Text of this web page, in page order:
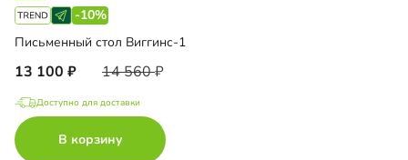
-10%
Письменный стол Виггинс-1
13 100 14 560
Доступно для доставки
В корзину